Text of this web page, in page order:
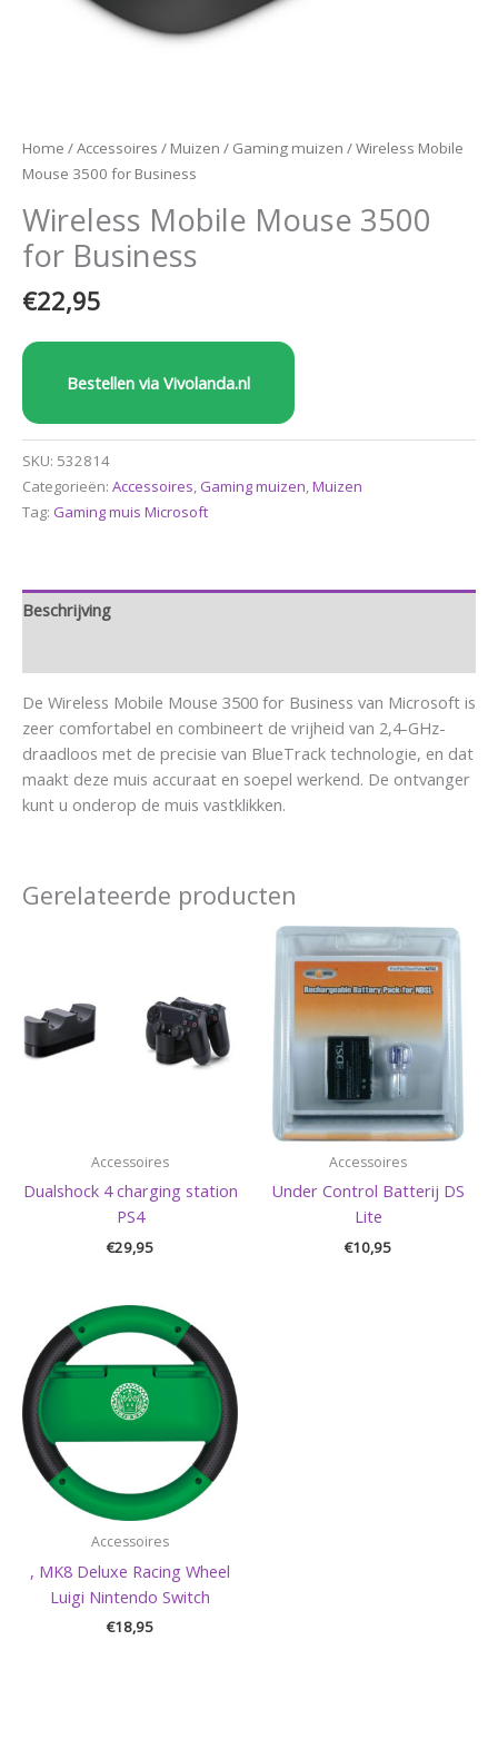
Home /Accessoires / Muizen / Gaming muizen / Wireless Mobile
Mouse 3500 for Business
Wireless Mobile Mouse 3500
for Business
€22,95
Bestellen via Vivolanda.nl
SKU: 532814
Categorieën: Accessoires, Gaming muizen,Muizen
Tag: Gaming muis Microsoft
Beschrijving
De Wireless Mobile Mouse 3500 for Business van Microsoft is
zeer comfortabel en combineert de vrijheid van 2,4-GHz-
draadloos met de precisie van BlueTrack technologie, en dat
maakt deze muis accuraat en soepel werkend. De ontvanger
kunt u onderop de muis vastklikken.
Gerelateerde producten
Accessoires
Dualshock 4 charging station
PS4
€29,95
Accessoires
Under Control Batterij DS
Lite
€10,95
Accessoires
, MK8 Deluxe Racing Wheel
Luigi Nintendo Switch
€18,95